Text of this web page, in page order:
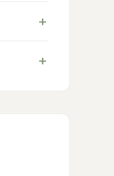
+
+